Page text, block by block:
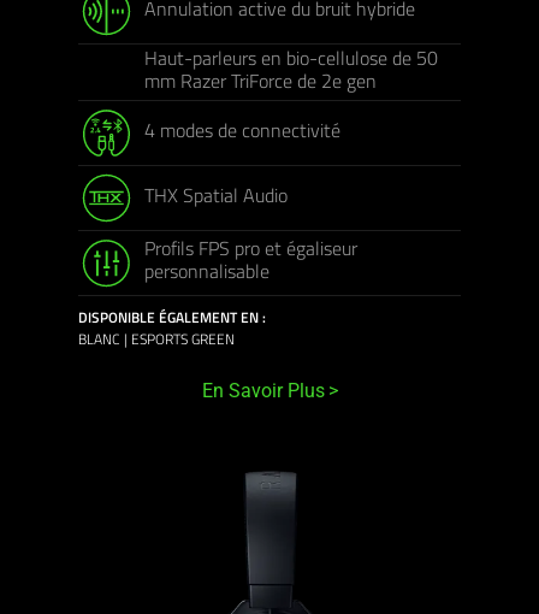
Annulation active du bruit hybride
Haut-parleurs en bio-cellulose de 50
mm Razer TriForce de 2e gen
4 modes de connectivité
THX Spatial Audio
Profils FPS pro et égaliseur
personnalisable
DISPONIBLE ÉGALEMENT EN :
BLANC | ESPORTS GREEN
En Savoir Plus